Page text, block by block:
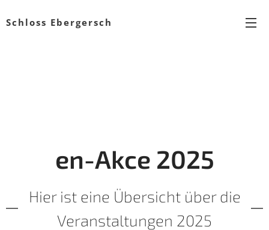
Schloss Ebergersch
en-Akce 2025
Hier ist eine Übersicht über die
Veranstaltungen 2025